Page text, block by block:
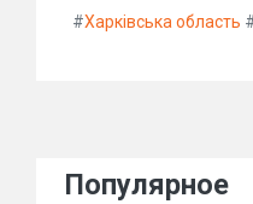
#Харківська область
Популярное